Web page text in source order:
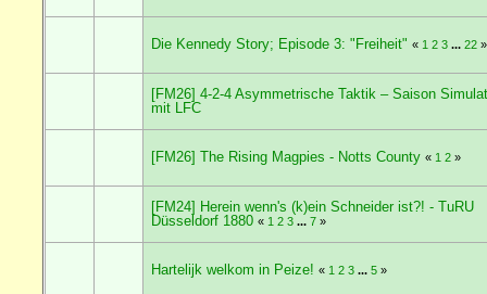
Die Kennedy Story; Episode 3: "Freiheit" « 1 2 3 ... 22»
[FM26] 4-2-4 Asymmetrische Taktik – Saison
mit LFC
[FM26] The Rising Magpies - Notts County « 1 2»
[FM24] Herein wenn's (k)ein Schneider ist?! - TuRU
Düsseldorf 1880 « 1 2 3 ... 7»
Hartelijk welkom in Peize! « 1 2 3 ... 5»